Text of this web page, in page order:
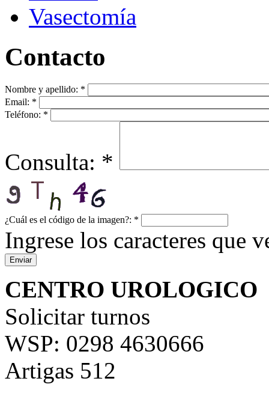
Vasectomía
Contacto
Nombre y apellido: *
Email: *
Teléfono: *
Consulta: *
¿Cuál es el código de la imagen?: *
Ingrese los caracteres que
CENTRO UROLOGICO
Solicitar turnos
WSP: 0298 4630666
Artigas 512